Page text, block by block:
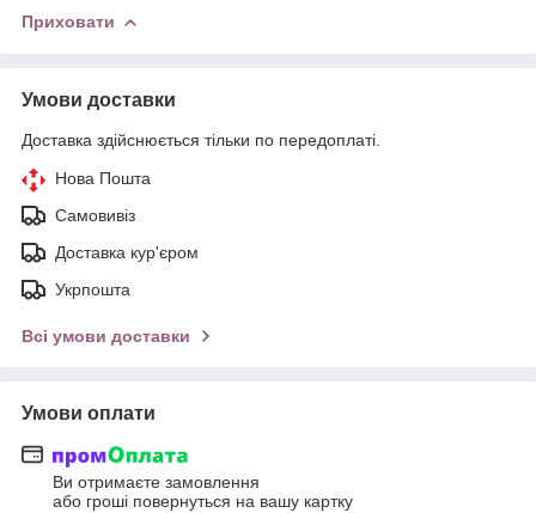
Приховати
Умови доставки
Доставка здійснюється тільки по передоплаті.
Нова Пошта
Самовивіз
Доставка кур'єром
Укрпошта
Всі умови доставки
Умови оплати
Ви отримаєте замовлення
або гроші повернуться на вашу картку